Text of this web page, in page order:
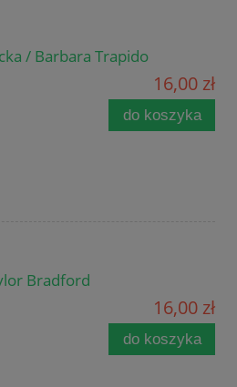
/ Barbara Trapido
16,00 zł
do koszyka
Bradford
16,00 zł
do koszyka